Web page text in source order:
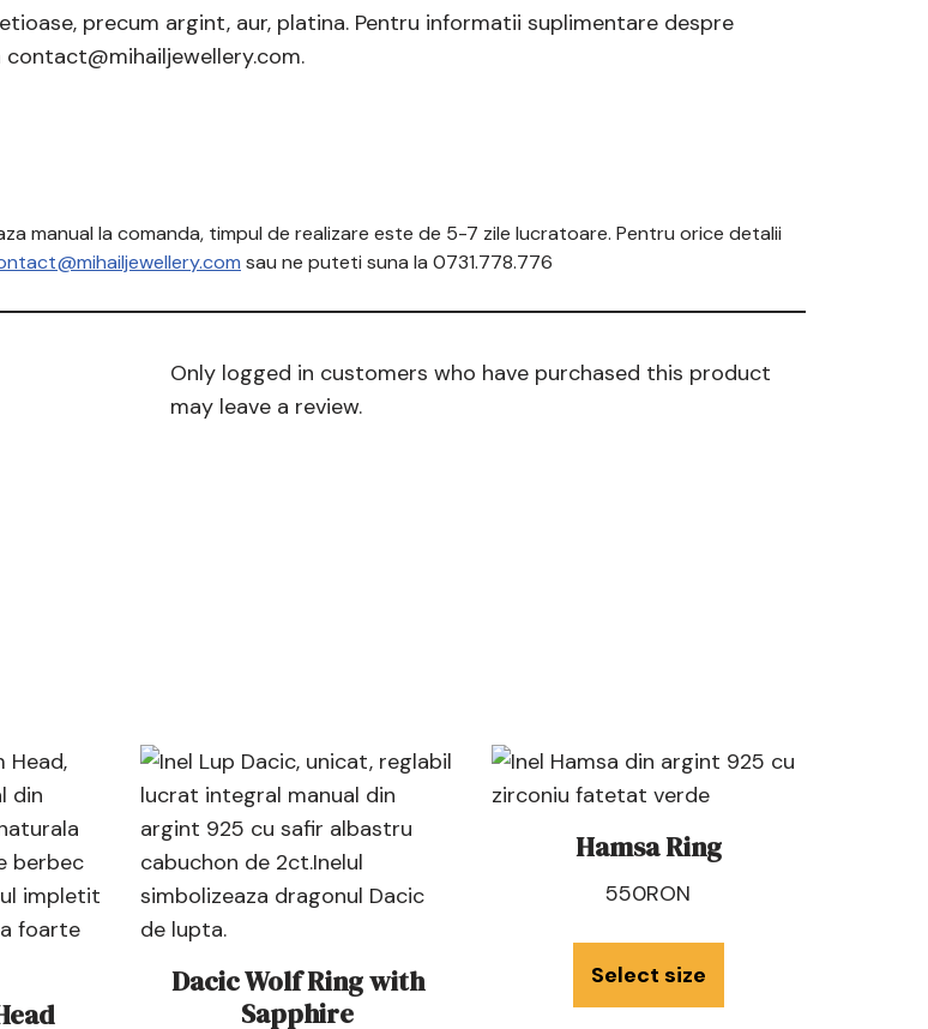
precum argint, aur, platina. Pentru informatii suplimentare despre
manual la comanda, timpul de realizare este de 5-7 zile lucratoare. Pentru orice detalii
sau ne puteti suna la 0731.778.776
Only logged in customers who have purchased this product
may leave a review.
Dacic Wolf Ring with
Sapphire
Hamsa Ring
550RON
Select size